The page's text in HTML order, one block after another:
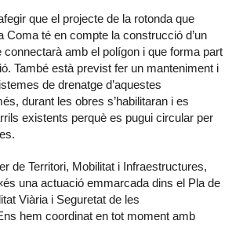
que el projecte de la rotonda que
Coma té en compte la construcció d’un
amb el polígon i que forma part
També està previst fer un manteniment i
de drenatge d’aquestes
durant les obres s’habilitaran i es
existents perquè es pugui circular per
de Territori, Mobilitat i Infraestructures,
una actuació emmarcada dins el Pla de
Viària i Seguretat de les
hem coordinat en tot moment amb